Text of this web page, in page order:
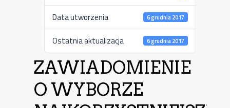
Data utworzenia 6 grudnia 2017
Ostatnia aktualizacja 6 grudnia 2017
ZAWIADOMIENIE
O WYBORZE